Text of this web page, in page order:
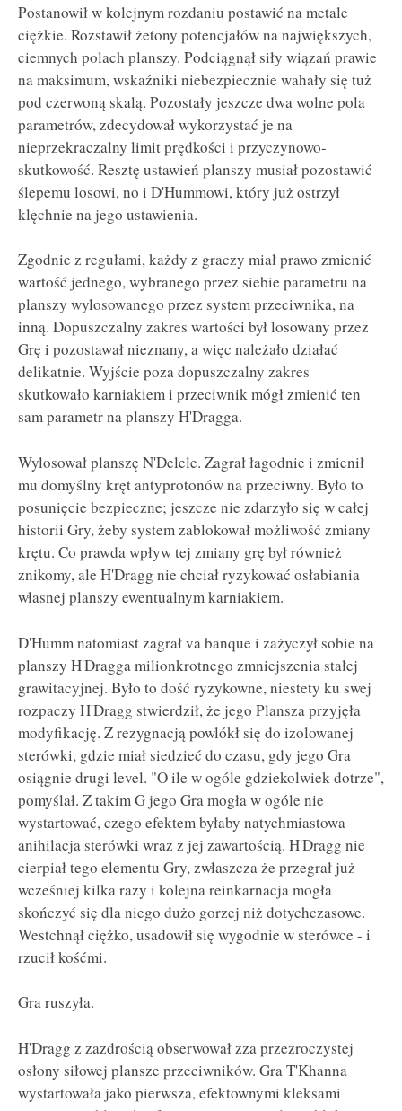
Postanowił w kolejnym rozdaniu postawić na metale
ciężkie. Rozstawił żetony potencjałów na największych,
ciemnych polach planszy. Podciągnął siły wiązań prawie
na maksimum, wskaźniki niebezpiecznie wahały się tuż
pod czerwoną skalą. Pozostały jeszcze dwa wolne pola
parametrów, zdecydował wykorzystać je na
nieprzekraczalny limit prędkości i przyczynowo-
skutkowość. Resztę ustawień planszy musiał pozostawić
ślepemu losowi, no i D'Hummowi, który już ostrzył
klęchnie na jego ustawienia.
Zgodnie z regułami, każdy z graczy miał prawo zmienić
wartość jednego, wybranego przez siebie parametru na
planszy wylosowanego przez system przeciwnika, na
inną. Dopuszczalny zakres wartości był losowany przez
Grę i pozostawał nieznany, a więc należało działać
delikatnie. Wyjście poza dopuszczalny zakres
skutkowało karniakiem i przeciwnik mógł zmienić ten
sam parametr na planszy H'Dragga.
Wylosował planszę N'Delele. Zagrał łagodnie i zmienił
mu domyślny kręt antyprotonów na przeciwny. Było to
posunięcie bezpieczne; jeszcze nie zdarzyło się w całej
historii Gry, żeby system zablokował możliwość zmiany
krętu. Co prawda wpływ tej zmiany grę był również
znikomy, ale H'Dragg nie chciał ryzykować osłabiania
własnej planszy ewentualnym karniakiem.
D'Humm natomiast zagrał va banque i zażyczył sobie na
planszy H'Dragga milionkrotnego zmniejszenia stałej
grawitacyjnej. Było to dość ryzykowne, niestety ku swej
rozpaczy H'Dragg stwierdził, że jego Plansza przyjęła
modyfikację. Z rezygnacją powlókł się do izolowanej
sterówki, gdzie miał siedzieć do czasu, gdy jego Gra
osiągnie drugi level. "O ile w ogóle gdziekolwiek dotrze",
pomyślał. Z takim G jego Gra mogła w ogóle nie
wystartować, czego efektem byłaby natychmiastowa
anihilacja sterówki wraz z jej zawartością. H'Dragg nie
cierpiał tego elementu Gry, zwłaszcza że przegrał już
wcześniej kilka razy i kolejna reinkarnacja mogła
skończyć się dla niego dużo gorzej niż dotychczasowe.
Westchnął ciężko, usadowił się wygodnie w sterówce - i
rzucił kośćmi.
Gra ruszyła.
H'Dragg z zazdrością obserwował zza przezroczystej
osłony siłowej plansze przeciwników. Gra T'Khanna
wystartowała jako pierwsza, efektownymi kleksami